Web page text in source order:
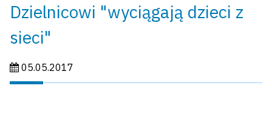
Dzielnicowi "wyciągają dzieci z
sieci"
Data publikacji:
05.05.2017